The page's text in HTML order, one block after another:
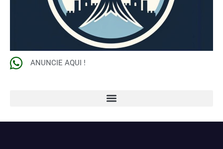
ANUNCIE AQUI !